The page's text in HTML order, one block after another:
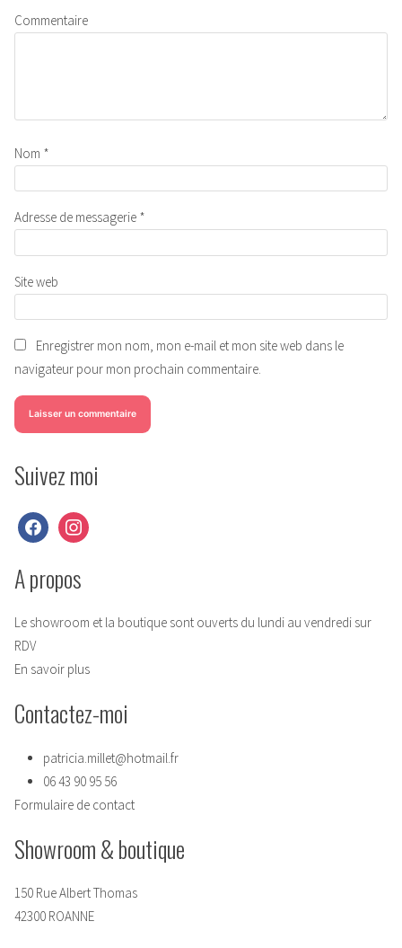
Commentaire
Nom *
Adresse de messagerie *
Site web
Enregistrer mon nom, mon e-mail et mon site web dans le
navigateur pour mon prochain commentaire.
Suivez moi
facebookinstagram
A propos
Le showroom et la boutique sont ouverts du lundi au vendredi sur
RDV
En savoir plus
Contactez-moi
patricia.millet@hotmail.fr
06 43 90 95 56
Formulaire de contact
Showroom & boutique
150 Rue Albert Thomas
42300 ROANNE